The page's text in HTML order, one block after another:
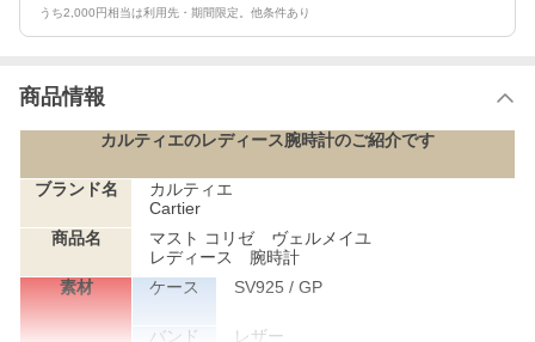
うち2,000円相当は利用先・期間限定。他条件あり
商品情報
カルティエのレディース腕時計のご紹介です
ブランド名
カルティエ
Cartier
商品名
マスト コリゼ ヴェルメイユ
レディース 腕時計
素材
ケース SV925 / GP
バンド レザー